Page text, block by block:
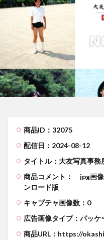
商品ID：32075
配信日：2024-08-12
タイトル：大友写真事
商品コメント：
jpg画像
ンロード版
キャプテャ画像数：0
広告画像タイプ：パッケ
商品URL：https://